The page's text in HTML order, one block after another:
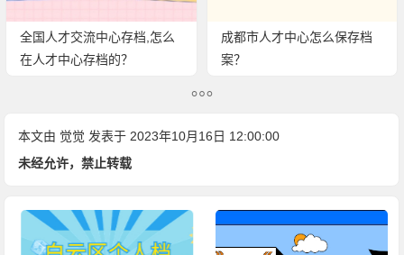
全国人才交流中心存档,怎么
在人才中心存档的？
成都市人才中心怎么保存档
案？
本文由 觉觉 发表于 2023年10月16日 12:00:00
未经允许，禁止转载